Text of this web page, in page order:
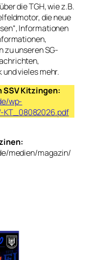
die TGH, wie z.B.
die neue
Informationen
zu unseren SG-
vieles mehr.
SSV Kitzingen:
wp-
KT_08082026.pdf
medien/magazin/